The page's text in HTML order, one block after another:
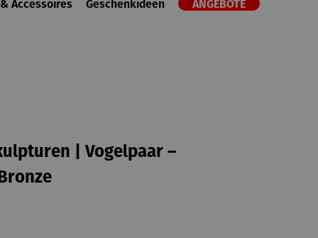
Accessoires Geschenkideen ANGEBOTE
| Vogelpaar –